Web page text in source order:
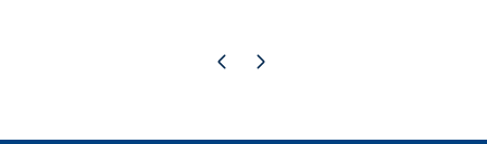
Pagina precedente
Pagina successiva